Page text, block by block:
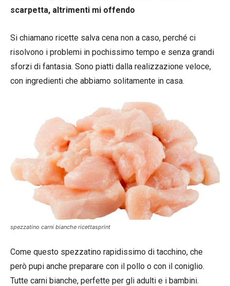
scarpetta, altrimenti mi offendo
Si chiamano ricette salva cena non a caso, perché ci
risolvono i problemi in pochissimo tempo e senza grandi
sforzi di fantasia. Sono piatti dalla realizzazione veloce,
con ingredienti che abbiamo solitamente in casa.
spezzatino carni bianche ricettasprint
Come questo spezzatino rapidissimo di tacchino, che
però pupi anche preparare con il pollo o con il coniglio.
Tutte carni bianche, perfette per gli adulti e i bambini.